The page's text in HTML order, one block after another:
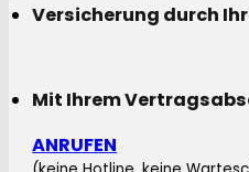
Versicherung durch
Mit Ihrem
ANRUFEN